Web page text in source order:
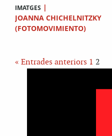
IMATGES |
JOANNA CHICHELNITZKY
(FOTOMOVIMIENTO)
« Entrades anteriors 1 2